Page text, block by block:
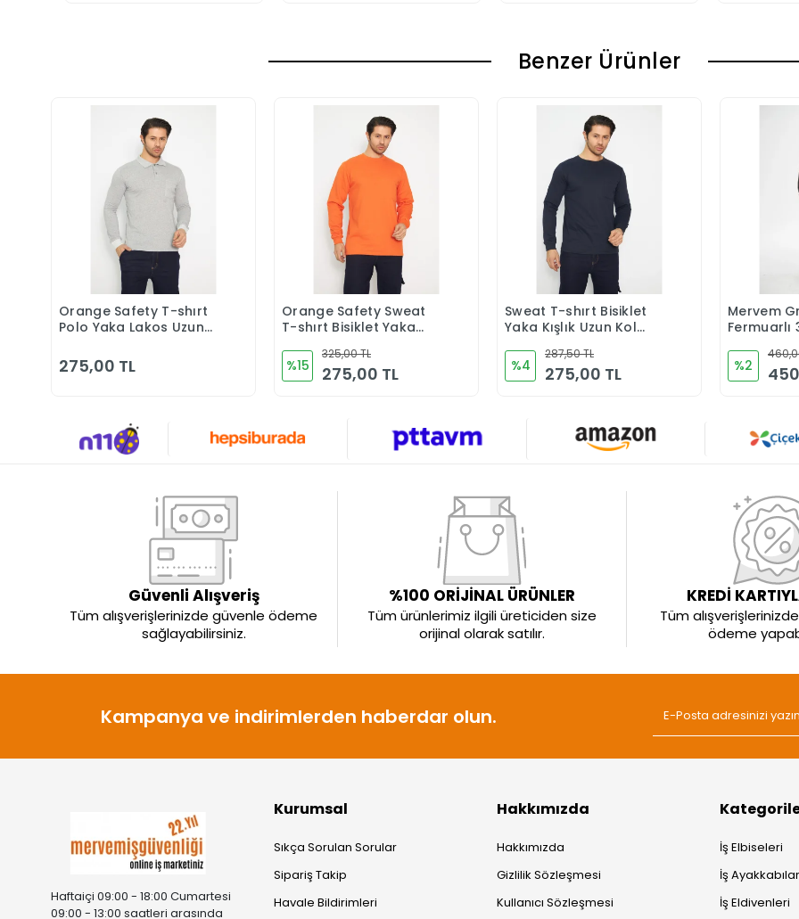
Benzer Ürünler
Sepete Ekle
Orange Safety T-shırt
Polo Yaka Lakos Uzun
275,00 TL
Sepete Ekle
Orange Safety Sweat
T-shırt Bisiklet Yaka
%15
325,00 TL
275,00 TL
Sepete Ekle
Sweat T-shırt Bisiklet
Yaka Kışlık Uzun Kol
%4
287,50 TL
275,00 TL
Mervem
Fermuarlı
%2
Güvenli Alışveriş
Tüm alışverişlerinizde güvenle ödeme
sağlayabilirsiniz.
%100 ORİJİNAL ÜRÜNLER
Tüm ürünlerimiz ilgili üreticiden size
orijinal olarak satılır.
KREDİ
Tüm
ödeme
Kampanya ve indirimlerden haberdar olun.
Haftaiçi 09:00 - 18:00 Cumartesi
09:00 - 13:00 saatleri arasında
Kurumsal
Sıkça Sorulan Sorular
Sipariş Takip
Havale Bildirimleri
Hakkımızda
Hakkımızda
Gizlilik Sözleşmesi
Kullanıcı Sözleşmesi
İş Elbiseleri
İş
İş Eldivenleri